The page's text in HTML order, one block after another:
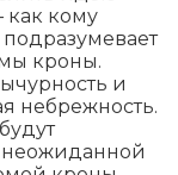
как кому
кроны.
и
небрежность.
неожиданной